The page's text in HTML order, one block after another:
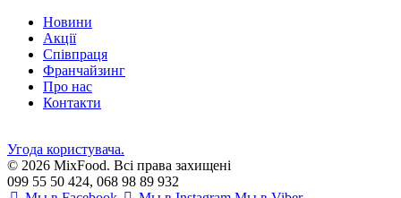
Новини
Акції
Співпраця
Франчайзинг
Про нас
Контакти
Угода користувача.
© 2026 MixFood. Всі права захищені
099 55 50 424, 068 98 89 932